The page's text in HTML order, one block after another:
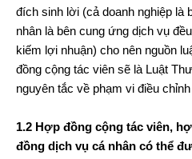
đích sinh lời (cả doanh nghiệp là
nhân là bên cung ứng dịch vụ
kiếm lợi nhuận) cho nên nguồn
đồng cộng tác viên sẽ là Luật
nguyên tắc về phạm vi điều
1.2 Hợp đồng cộng tác viên,
đồng dịch vụ cá nhân có thể